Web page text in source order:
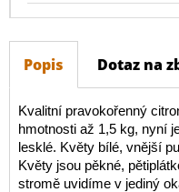
Popis Dotaz na
Kvalitní pravokořenný
hmotnosti až 1,5 kg, nyní
lesklé. Květy bílé, vnější
Květy jsou pěkné,
stromě uvidíme v jediný